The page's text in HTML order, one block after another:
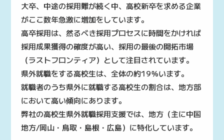
大卒、中途の採用難が続く中、高校新卒を求める企業
がここ数年急激に増加をしています。
高卒採用は、然るべき採用プロセスに時間をかければ
採用成果獲得の確度が高い、採用の最後の開拓市場
（ラストフロンティア）として注目されています。
県外就職をする高校生は、全体の約19％います。
就職者のうち県外に就職する高校生の割合は、地方部
において高い傾向にあります。
弊社の高校生県外就職採用支援では、地方（主に中国
地方/岡山・鳥取・島根・広島）に特化しています。